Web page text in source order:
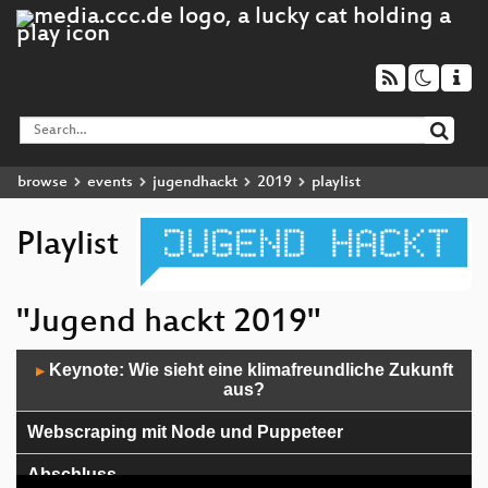
browse events jugendhackt 2019 playlist
Playlist
"Jugend hackt 2019"
Player
▶Keynote: Wie sieht eine klimafreundliche Zukunft
aus?
Webscraping mit Node und Puppeteer
Abschluss